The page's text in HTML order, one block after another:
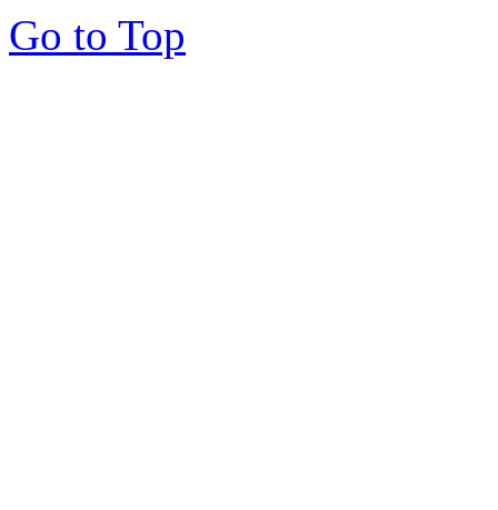
Go to Top